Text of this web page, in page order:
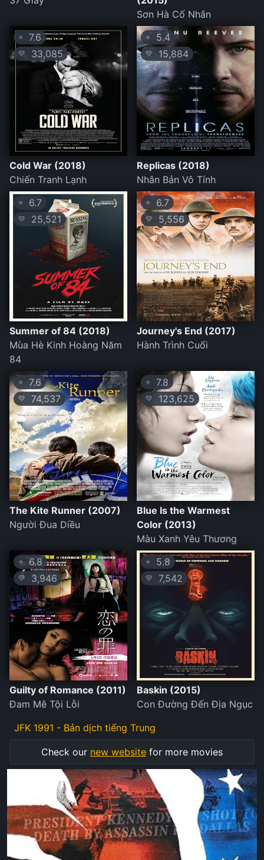
Sơn Hà Cố Nhân
⭐ 7.6
💛 33,085
Cold War (2018)
Chiến Tranh Lạnh
⭐ 5.4
💛 15,884
Replicas (2018)
Nhân Bản Vô Tính
⭐ 6.7
💛 25,521
Summer of 84 (2018)
Mùa Hè Kinh Hoàng Năm
84
⭐ 6.7
💛 5,556
Journey's End (2017)
Hành Trình Cuối
⭐ 7.6
💛 74,537
The Kite Runner (2007)
Người Đua Diều
⭐ 7.8
💛 123,625
Blue Is the Warmest
Color (2013)
Màu Xanh Yêu Thương
⭐ 6.8
💛 3,946
Guilty of Romance (2011)
Đam Mê Tội Lỗi
⭐ 5.8
💛 7,542
Baskin (2015)
Con Đường Đến Địa Ngục
JFK 1991 - Bản dịch tiếng Trung
Check our new website for more movies